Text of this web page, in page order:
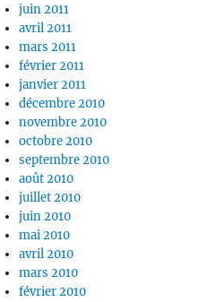
juin 2011
avril 2011
mars 2011
février 2011
janvier 2011
décembre 2010
novembre 2010
octobre 2010
septembre 2010
août 2010
juillet 2010
juin 2010
mai 2010
avril 2010
mars 2010
février 2010